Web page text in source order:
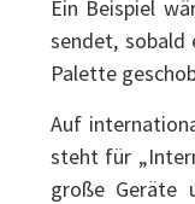
Ein Beispiel
sendet, sobald
Palette
Auf
steht für
große Geräte